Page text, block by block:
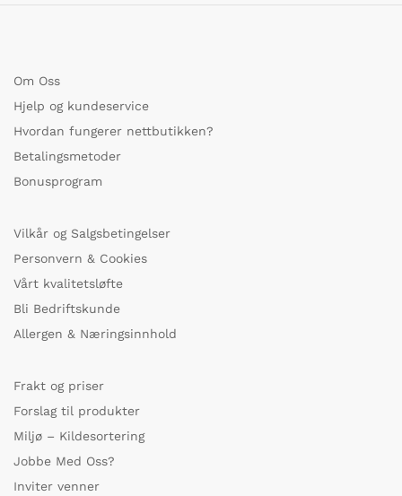
Om Oss
Hjelp og kundeservice
Hvordan fungerer nettbutikken?
Betalingsmetoder
Bonusprogram
Vilkår og Salgsbetingelser
Personvern & Cookies
Vårt kvalitetsløfte
Bli Bedriftskunde
Allergen & Næringsinnhold
Frakt og priser
Forslag til produkter
Miljø – Kildesortering
Jobbe Med Oss?
Inviter venner